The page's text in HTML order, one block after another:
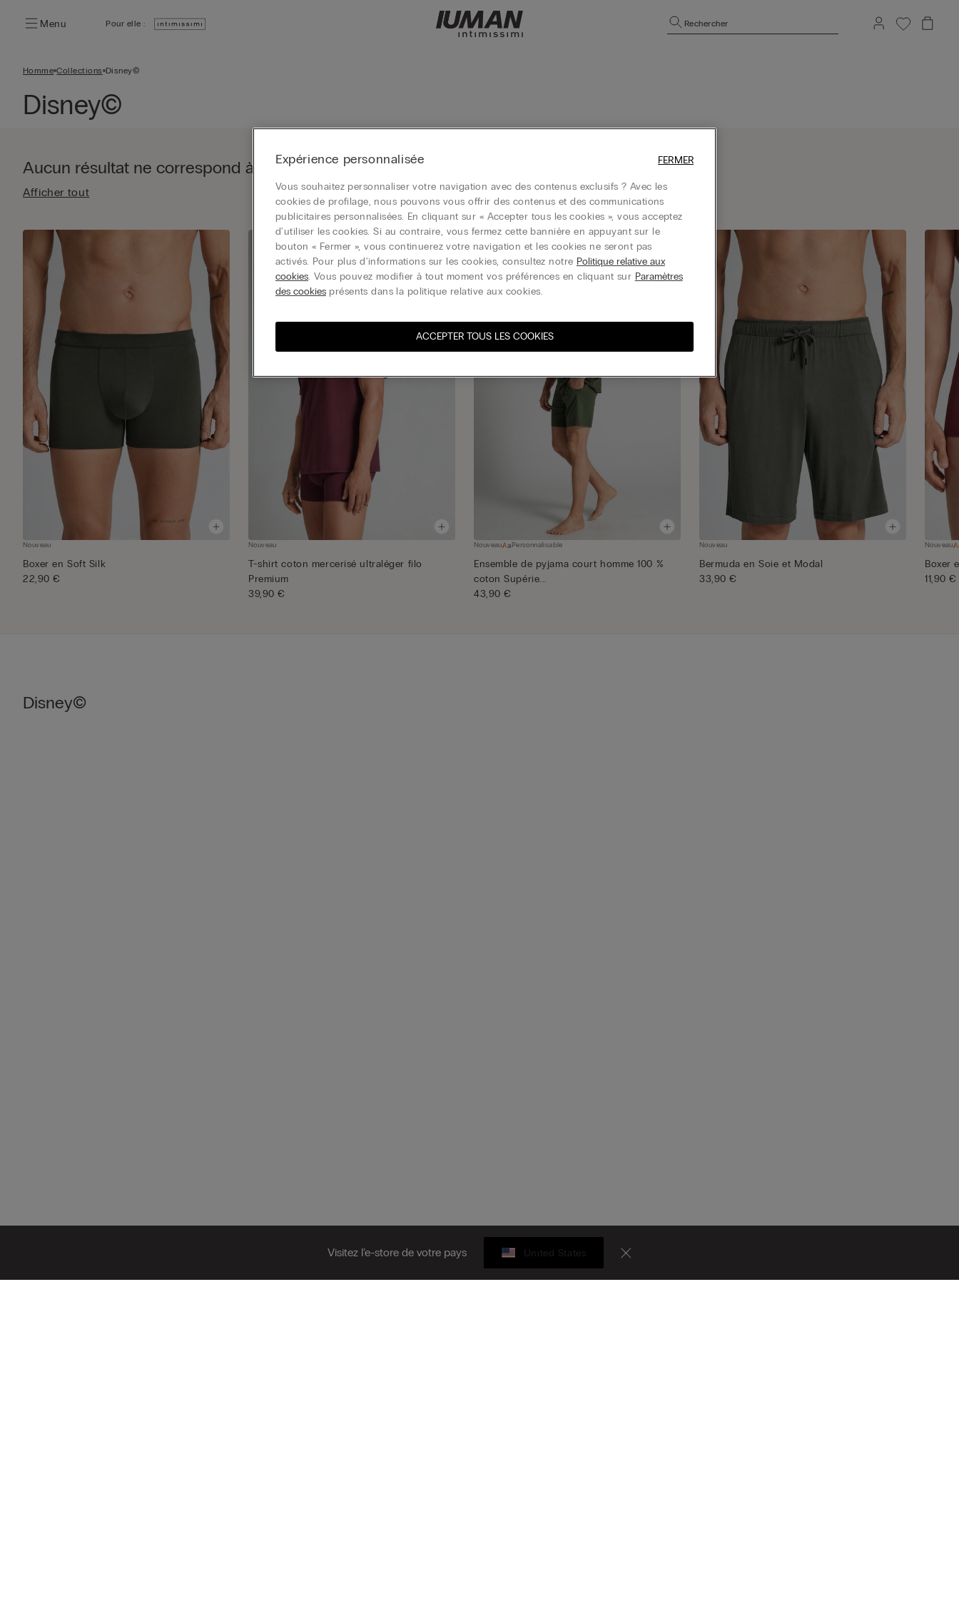
Menu Pour elle : Rechercher
Homme Collections Disney©
Disney©
Aucun résultat ne correspond à votre recherche.
Afficher tout
Nouveau
Boxer en Soft Silk
22,90 €
Nouveau
T-shirt coton mercerisé ultraléger filo
Premium
39,90 €
Nouveau Personnalisable
Ensemble de pyjama court homme 100 %
coton Supérie...
43,90 €
Nouveau
Bermuda en Soie et Modal
33,90 €
Nouveau
Boxer
11,90 €
Disney©
Visitez l’e-store de votre pays United States
Expérience personnalisée
Vous souhaitez personnaliser votre navigation avec des contenus exclusifs ? Avec les
cookies de profilage, nous pouvons vous offrir des contenus et des communications
publicitaires personnalisées. En cliquant sur « Accepter tous les cookies », vous acceptez
d'utiliser les cookies. Si au contraire, vous fermez cette bannière en appuyant sur le
bouton « Fermer », vous continuerez votre navigation et les cookies ne seront pas
activés. Pour plus d'informations sur les cookies, consultez notre Politique relative aux
cookies. Vous pouvez modifier à tout moment vos préférences en cliquant sur Paramètres
des cookies présents dans la politique relative aux cookies.
ACCEPTER TOUS LES COOKIES
FERMER